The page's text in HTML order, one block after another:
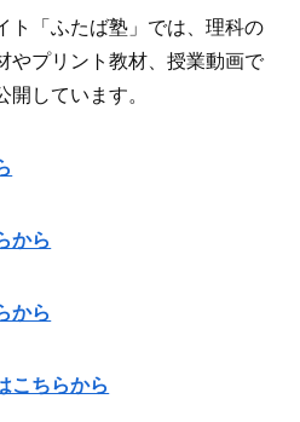
ト「ふたば塾」では、理科の
やプリント教材、授業動画で
しています。
から
から
こちらから